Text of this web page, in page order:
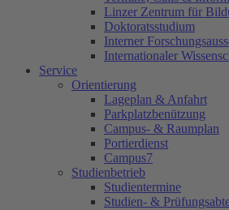
Linzer Zentrum für
Doktoratsstudium
Interner
Internationaler
Service
Orientierung
Lageplan & Anfahrt
Parkplatzbenützung
Campus- & Raumplan
Portierdienst
Campus7
Studienbetrieb
Studientermine
Studien- &